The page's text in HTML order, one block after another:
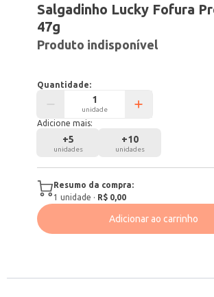
Salgadinho Lucky Fofura
47g
Produto indisponível
Quantidade:
unidade
Adicione mais:
+5
unidades
+10
unidades
Resumo da compra:
1 unidade · R$ 0,00
Adicionar ao carrinho